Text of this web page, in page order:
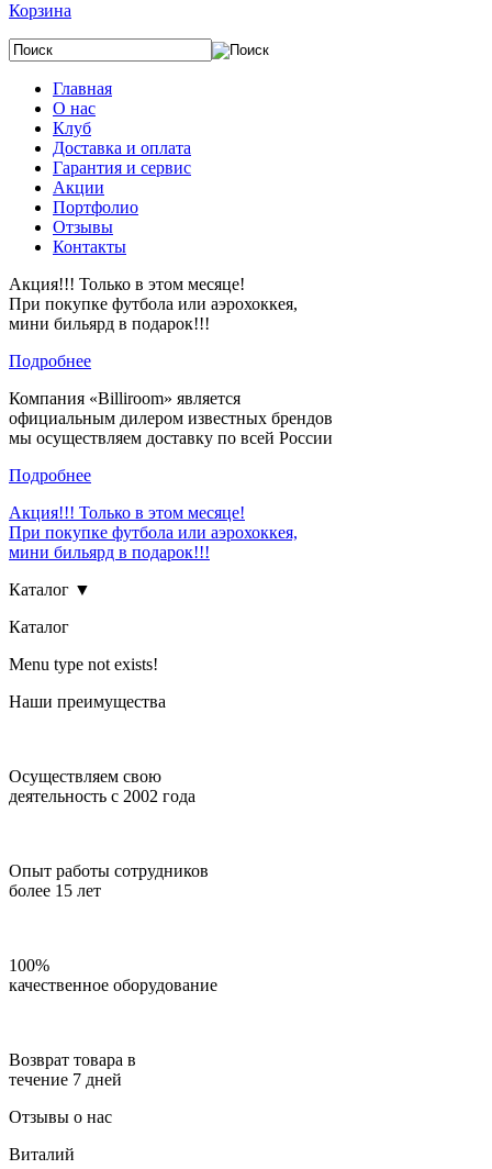
Корзина
Главная
О нас
Клуб
Доставка и оплата
Гарантия и сервис
Акции
Портфолио
Отзывы
Контакты
Акция!!! Только в этом месяце!
При покупке футбола или аэрохоккея,
мини бильярд в подарок!!!
Подробнее
Компания «Billiroom» является
официальным дилером известных брендов
мы осуществляем доставку по всей России
Подробнее
Акция!!! Только в этом месяце!
При покупке футбола или аэрохоккея,
мини бильярд в подарок!!!
Каталог ▼
Каталог
Menu type not exists!
Наши преимущества
Осуществляем свою
деятельность с 2002 года
Опыт работы сотрудников
более 15 лет
100%
качественное оборудование
Возврат товара в
течение 7 дней
Отзывы о нас
Виталий